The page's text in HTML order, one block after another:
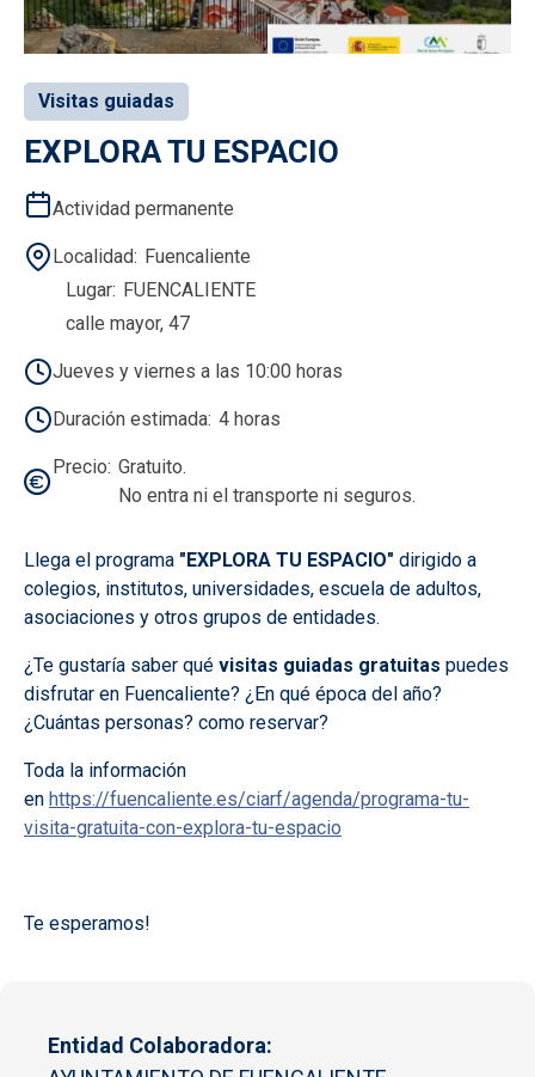
Visitas guiadas
EXPLORA TU ESPACIO
Actividad permanente
Localidad Fuencaliente
Lugar FUENCALIENTE
calle mayor, 47
Jueves y viernes a las 10:00 horas
Duración estimada 4 horas
Precio Gratuito.
No entra ni el transporte ni seguros.
Llega el programa "EXPLORA TU ESPACIO" dirigido a
colegios, institutos, universidades, escuela de adultos,
asociaciones y otros grupos de entidades.
¿Te gustaría saber qué visitas guiadas gratuitas puedes
disfrutar en Fuencaliente? ¿En qué época del año?
¿Cuántas personas? como reservar?
Toda la información
en https://fuencaliente.es/ciarf/agenda/programa-tu-
visita-gratuita-con-explora-tu-espacio
Te esperamos!
Entidad Colaboradora